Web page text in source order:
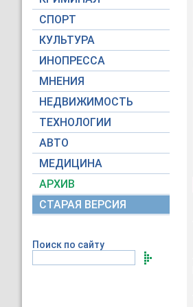
СПОРТ
КУЛЬТУРА
ИНОПРЕССА
МНЕНИЯ
НЕДВИЖИМОСТЬ
ТЕХНОЛОГИИ
АВТО
МЕДИЦИНА
АРХИВ
СТАРАЯ ВЕРСИЯ
Поиск по сайту